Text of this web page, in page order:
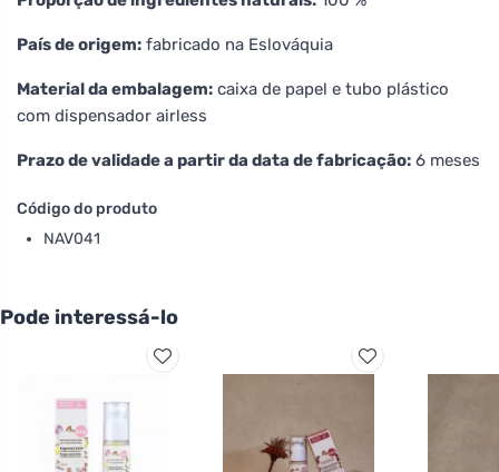
País de origem: fabricado na Eslováquia
Material da embalagem: caixa de papel e tubo plástico
com dispensador airless
Prazo de validade a partir da data de fabricação: 6 meses
Código do produto
NAV041
Pode interessá-lo